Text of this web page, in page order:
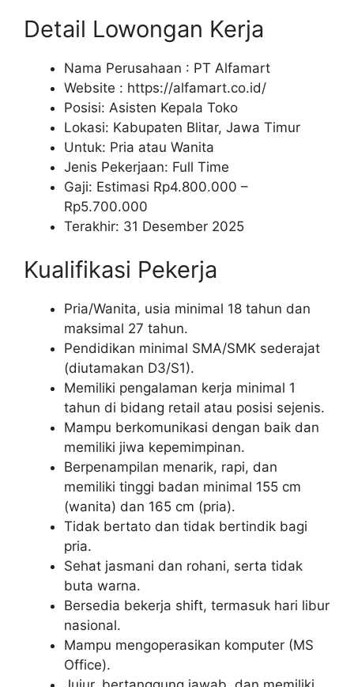
Detail Lowongan Kerja
Nama Perusahaan : PT Alfamart
Website : https://alfamart.co.id/
Posisi: Asisten Kepala Toko
Lokasi: Kabupaten Blitar, Jawa Timur
Untuk: Pria atau Wanita
Jenis Pekerjaan: Full Time
Gaji: Estimasi Rp4.800.000 –
Rp5.700.000
Terakhir: 31 Desember 2025
Kualifikasi Pekerja
Pria/Wanita, usia minimal 18 tahun dan
maksimal 27 tahun.
Pendidikan minimal SMA/SMK sederajat
(diutamakan D3/S1).
Memiliki pengalaman kerja minimal 1
tahun di bidang retail atau posisi sejenis.
Mampu berkomunikasi dengan baik dan
memiliki jiwa kepemimpinan.
Berpenampilan menarik, rapi, dan
memiliki tinggi badan minimal 155 cm
(wanita) dan 165 cm (pria).
Tidak bertato dan tidak bertindik bagi
pria.
Sehat jasmani dan rohani, serta tidak
buta warna.
Bersedia bekerja shift, termasuk hari libur
nasional.
Mampu mengoperasikan komputer (MS
Office).